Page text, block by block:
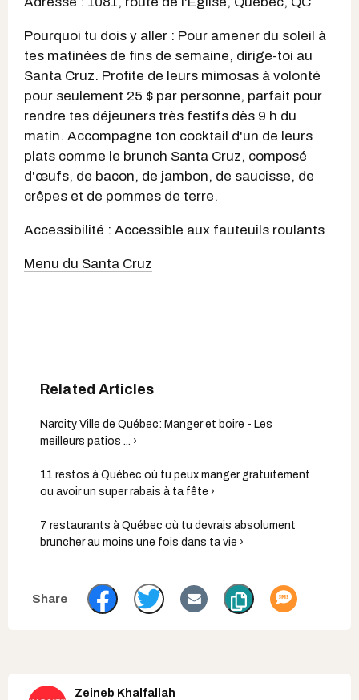
Pourquoi tu dois y aller : Pour amener du soleil à
tes matinées de fins de semaine, dirige-toi au
Santa Cruz. Profite de leurs mimosas à volonté
pour seulement 25 $ par personne, parfait pour
rendre tes déjeuners très festifs dès 9 h du
matin. Accompagne ton cocktail d'un de leurs
plats comme le brunch Santa Cruz, composé
d'œufs, de bacon, de jambon, de saucisse, de
crêpes et de pommes de terre.
Accessibilité : Accessible aux fauteuils roulants
Menu du Santa Cruz
Narcity Ville de Québec: Manger et boire - Les
meilleurs patios ... ›
11 restos à Québec où tu peux manger gratuitement
ou avoir un super rabais à ta fête ›
7 restaurants à Québec où tu devrais absolument
bruncher au moins une fois dans ta vie ›
Zeineb Khalfallah